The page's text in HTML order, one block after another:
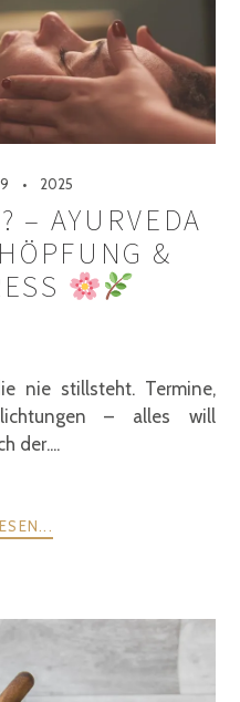
9 2025
– AYURVEDA
&
nie stillsteht. Termine,
– alles will
der....